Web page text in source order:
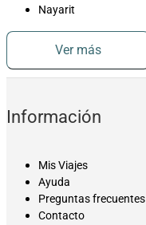
Nayarit
Ver más
Información
Mis Viajes
Ayuda
Preguntas frecuentes
Contacto